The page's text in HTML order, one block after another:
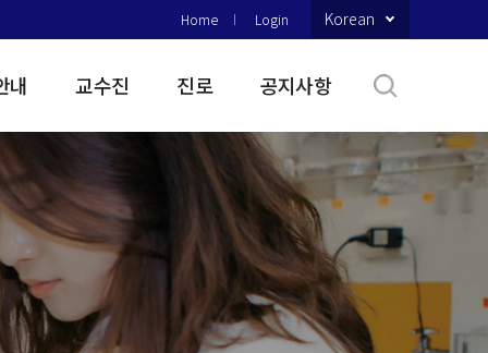
Home Login Korean
내 교수진 진로 공지사항